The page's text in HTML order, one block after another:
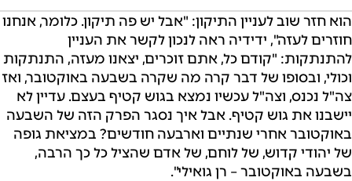
הוא חזר שוב לעניין התיקון: "אבל יש פה תיקון. כלומר, אנחנו
חוזרים לעזה", ידידיה ראה לנכון לקשר את העניין
להתנתקות: "קודם כל, אתם זוכרים, יצאנו מעזה, התנתקות
וכולי, ובסופו של דבר קרה מה שקרה בשבעה באוקטובר, ואז
צה"ל נכנס, וצה"ל עכשיו נמצא בגוש קטיף בעצם. עדיין לא
יישבנו את גוש קטיף. אבל איך נסגר הפרק הזה של השבעה
באוקטובר אחרי שנתיים וארבעה חודשים? במציאת גופה
של יהודי קדוש, של לוחם, של אדם שהציל כל כך הרבה,
בשבעה באוקטובר – רן גואילי".